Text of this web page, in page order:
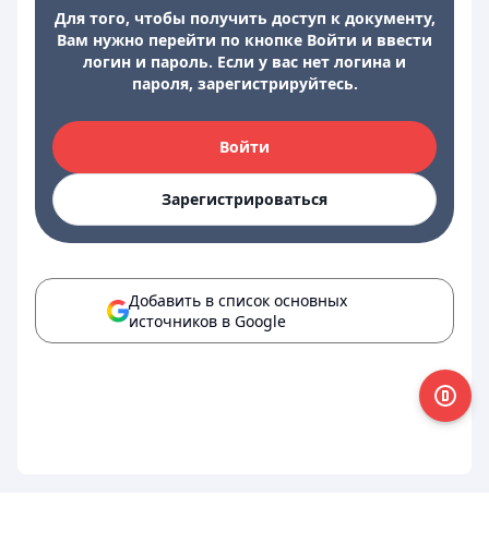
Для того, чтобы получить доступ к документу,
Вам нужно перейти по кнопке Войти и ввести
логин и пароль. Если у вас нет логина и
пароля, зарегистрируйтесь.
Войти
Зарегистрироваться
Добавить в список основных
источников в Google